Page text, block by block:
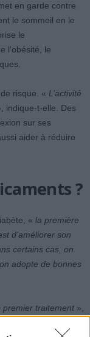
en garde contre
le sommeil en le
le
l’obésité, le
risque. « L’activité
indique-t-elle. Des
sur ses
aider à réduire
?
« la première
d’améliorer son
certains cas, on
adopte de bonnes
premier traitement »,